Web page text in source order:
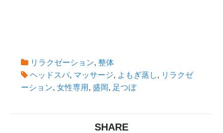
リラクゼーション,整体
ヘッドスパ, マッサージ, よもぎ蒸し, リラクゼ
ーション,女性専用 , 盛岡, 足つぼ
SHARE